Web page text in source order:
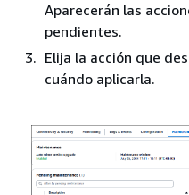
Aparecerán las
pendientes.
Elija la acción que
cuándo aplicarla.